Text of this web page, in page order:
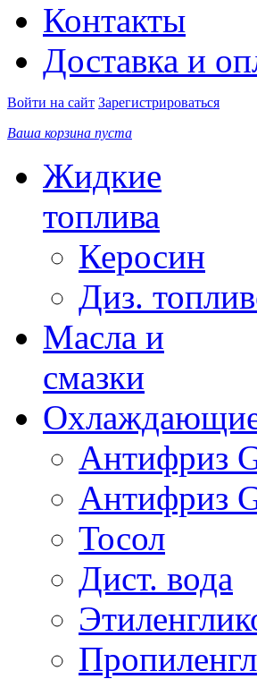
Контакты
Доставка и
Войти на сайт Зарегистрироваться
Ваша корзина пуста
Жидкие
топлива
Керосин
Диз.
Масла и
смазки
Антифриз
Антифриз
Тосол
Дист. вода